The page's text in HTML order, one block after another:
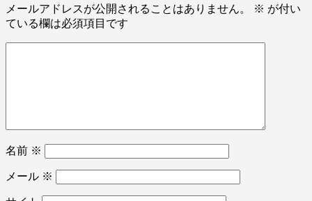
メールアドレスが公開されることはありません。 ※ が付い
ている欄は必須項目です
名前 ※
メール ※